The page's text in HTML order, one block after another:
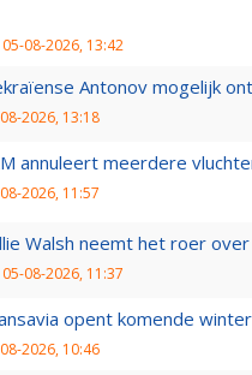
05-08-2026, 13:42
Antonov mogelijk
2026, 13:18
annuleert meerdere
2026, 11:57
Walsh neemt het roer
05-08-2026, 11:37
opent komende
2026, 10:46